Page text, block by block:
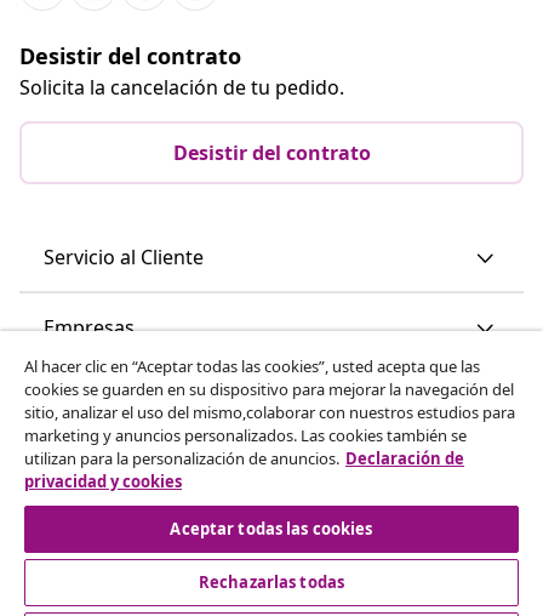
Desistir del contrato
Solicita la cancelación de tu pedido.
Desistir del contrato
Servicio al Cliente
Empresas
vidaXL
Descubre mas
Al hacer clic en “Aceptar todas las cookies”, usted acepta que las
cookies se guarden en su dispositivo para mejorar la navegación del
sitio, analizar el uso del mismo,colaborar con nuestros estudios para
marketing y anuncios personalizados. Las cookies también se
utilizan para la personalización de anuncios. Declaración de
privacidad y cookies
Aceptar todas las cookies
Rechazarlas todas